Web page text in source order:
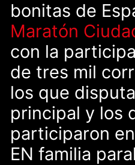
bonitas de
Maratón
con la
de tres mil
los que
principal y los
participaron
EN familia